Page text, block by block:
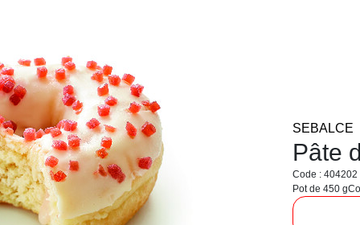
SEBALCE
Pâte
Code : 404202
Pot de 450 g